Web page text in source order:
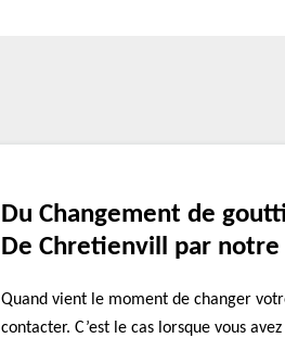
Du Changement de
De Chretienvill par notre
Quand vient le moment de changer
contacter. C’est le cas lorsque vous